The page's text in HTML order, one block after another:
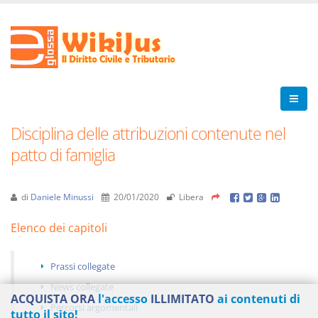
Disciplina delle attribuzioni contenute nel
patto di famiglia
di Daniele Minussi 20/01/2020 Libera
Elenco dei capitoli
Prassi collegate
News collegate
Percorsi argomentali
ACQUISTA ORA l'accesso ILLIMITATO ai contenuti di
tutto il sito!